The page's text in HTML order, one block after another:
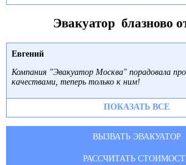
Эвакуатор блазново
Евгений
Компания "Эвакуатор Москва" порадовала
качествами, теперь только к ним!
ПОКАЗАТЬ ВСЕ
ВЫЗВАТЬ ЭВАКУАТОР
РАССЧИТАТЬ